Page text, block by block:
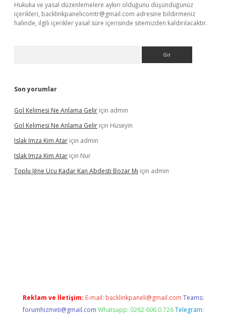
Hukuka ve yasal düzenlemelere aykırı olduğunu düşündüğünüz
içerikleri, backlinkpanelicomtr@gmail.com adresine bildirmeniz
halinde, ilgili içerikler yasal süre içerisinde sitemizden kaldırılacaktır.
Son yorumlar
Gol Kelimesi Ne Anlama Gelir için admin
Gol Kelimesi Ne Anlama Gelir için Hüseyin
Islak Imza Kim Atar için admin
Islak Imza Kim Atar için Nur
Toplu Iğne Ucu Kadar Kan Abdesti Bozar Mı için admin
Reklam ve İletişim: E-mail: backlinkpaneli@gmail.com Teams:
forumhizmeti@gmail.com Whatsapp: 0262 606 0 726 Telegram: